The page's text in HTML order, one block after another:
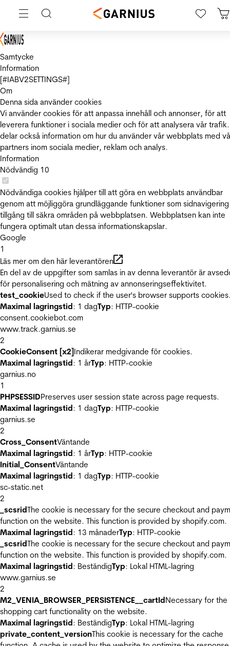
Samtycke
Information
[#IABV2SETTINGS#]
Om
Denna sida använder cookies
Vi använder cookies för att anpassa innehåll och annonser, för att
leverera funktioner i sociala medier och för att analysera vår
delar också information om hur du använder vår webbplats med
partners inom sociala medier, reklam och analys.
Information
Nödvändig 10
Nödvändiga cookies hjälper till att göra en webbplats användbar
genom att möjliggöra grundläggande funktioner som
tillgång till säkra områden på webbplatsen. Webbplatsen kan inte
fungera optimalt utan dessa informationskapslar.
Google
1
Läs mer om den här leverantören
En del av de uppgifter som samlas in av denna leverantör är
för personalisering och mätning av annonseringseffektivitet.
test_cookieUsed to check if the user's browser supports
Maximal lagringstid: 1 dagTyp: HTTP-cookie
consent.cookiebot.com
www.track.garnius.se
2
CookieConsent [x2]Indikerar medgivande för cookies.
Maximal lagringstid: 1 årTyp: HTTP-cookie
garnius.no
1
PHPSESSIDPreserves user session state across page requests.
Maximal lagringstid: 1 dagTyp: HTTP-cookie
garnius.se
2
Cross_ConsentVäntande
Maximal lagringstid: 1 årTyp: HTTP-cookie
Initial_ConsentVäntande
Maximal lagringstid: 1 dagTyp: HTTP-cookie
sc-static.net
2
_scsridThe cookie is necessary for the secure checkout and
function on the website. This function is provided by shopify.com.
Maximal lagringstid: 13 månaderTyp: HTTP-cookie
_scsridThe cookie is necessary for the secure checkout and
function on the website. This function is provided by shopify.com.
Maximal lagringstid: BeständigTyp: Lokal HTML-lagring
www.garnius.se
2
M2_VENIA_BROWSER_PERSISTENCE__cartIdNecessary for the
shopping cart functionality on the website.
Maximal lagringstid: BeständigTyp: Lokal HTML-lagring
private_content_versionThis cookie is necessary for the cache